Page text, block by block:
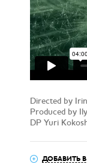
Directed by
Produced by
DP Yuri
ДОБАВИТЬ